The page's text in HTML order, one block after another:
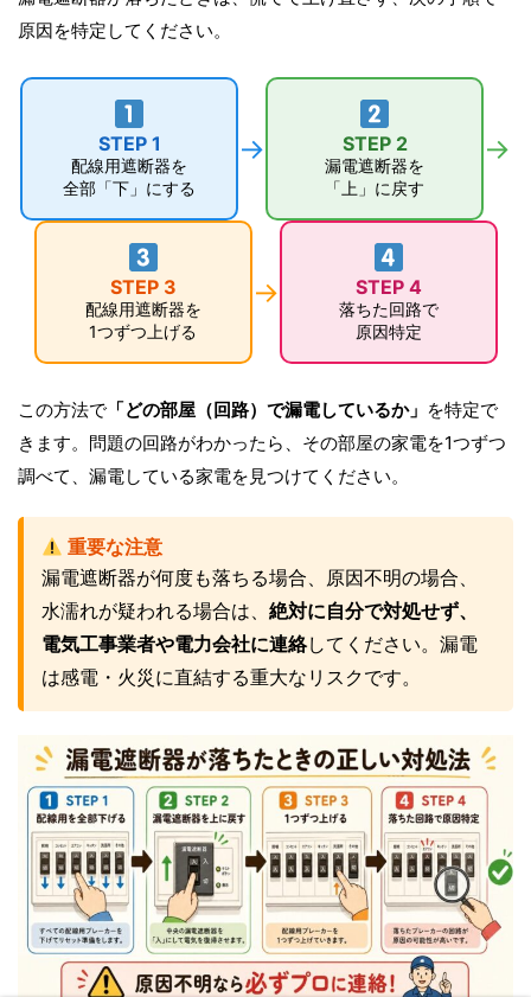
原因を特定してください。
STEP 1
配線用遮断器を
全部「下」にする
→ STEP 2
漏電遮断器を
「上」に戻す
→
STEP 3
配線用遮断器を
1つずつ上げる
→ STEP 4
落ちた回路で
原因特定
この方法で 「どの部屋（回路）で漏電しているか」 を特定で
きます。問題の回路がわかったら、その部屋の家電を1つずつ
調べて、漏電している家電を見つけてください。
重要な注意
漏電遮断器が何度も落ちる場合、原因不明の場合、
水濡れが疑われる場合は、 絶対に自分で対処せず、
電気工事業者や電力会社に連絡してください。漏電
は感電・火災に直結する重大なリスクです。